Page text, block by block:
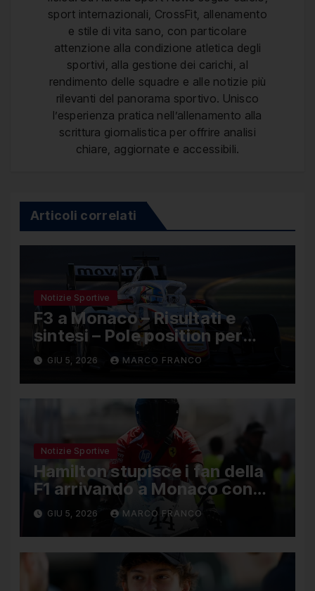
sport internazionali, CrossFit, allenamento
e stile di vita sano, con particolare
attenzione alla condizione atletica degli
sportivi, alla gestione dei carichi, al
rendimento delle squadre e alle notizie più
rilevanti del panorama sportivo. Unisco
l’esperienza pratica nell’allenamento alla
scrittura giornalistica per offrire analisi
chiare, aggiornate e accessibili.
Articoli correlati
Notizie Sportive
F3 a Monaco – Risultati e
sintesi – Pole position per
Nael, Bruno del Pino ottavo
GIU 5, 2026 MARCO FRANCO
Notizie Sportive
Hamilton stupisce i fan della
F1 arrivando a Monaco con
una Ducati in edizione limitata
GIU 5, 2026 MARCO FRANCO